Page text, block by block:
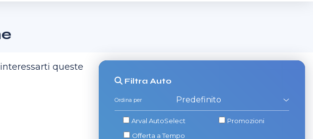
queste
Filtra Auto
Ordina per
Arval AutoSelect
Promozioni
Offerta a Tempo